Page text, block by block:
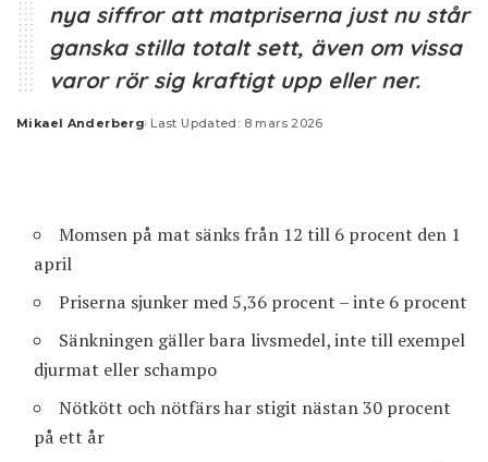
nya siffror att matpriserna just nu står
ganska stilla totalt sett, även om vissa
varor rör sig kraftigt upp eller ner.
Posted
Mikael Anderberg Last Updated: 8 mars 2026
Momsen på mat sänks från 12 till 6 procent den 1
april
Priserna sjunker med 5,36 procent – inte 6 procent
Sänkningen gäller bara livsmedel, inte till exempel
djurmat eller schampo
Nötkött och nötfärs har stigit nästan 30 procent
på ett år